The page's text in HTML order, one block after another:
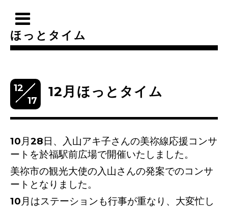
ほっとタイム
12
17
12月ほっとタイム
10月28日、入山アキ子さんの美祢線応援コンサ
ートを於福駅前広場で開催いたしました。
美祢市の観光大使の入山さんの発案でのコンサ
ートとなりました。
10月はステーションも行事が重なり、大変忙し